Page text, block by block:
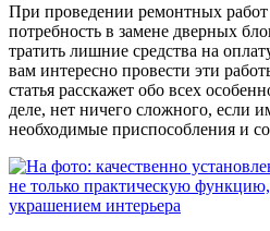
При проведении ремонтных работ
потребность в замене дверных
тратить лишние средства на
вам интересно провести эти
статья расскажет обо всех
деле, нет ничего сложного, если
необходимые приспособления и